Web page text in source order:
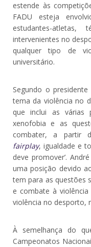
estende às
FADU esteja
estudantes-
intervenientes no
qualquer tipo de
universitário.
Segundo o
tema da violência no
que inclui as várias
xenofobia e as
combater, a partir
fairplay, igualdade e
deve promover’.
uma posição devido
tem para as questões
e combate à
violência no desporto,
À semelhança do
Campeonatos